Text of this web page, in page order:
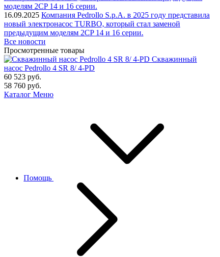
16.09.2025 Компания Pedrollo S.p.A. в 2025 году представила
новый электронасос TURBO, который стал заменой
предыдущим моделям 2CP 14 и 16 серии.
Все новости
Просмотренные товары
Скважинный
насос Pedrollo 4 SR 8/ 4-PD
60 523 руб.
58 760 руб.
Каталог Меню
Помощь